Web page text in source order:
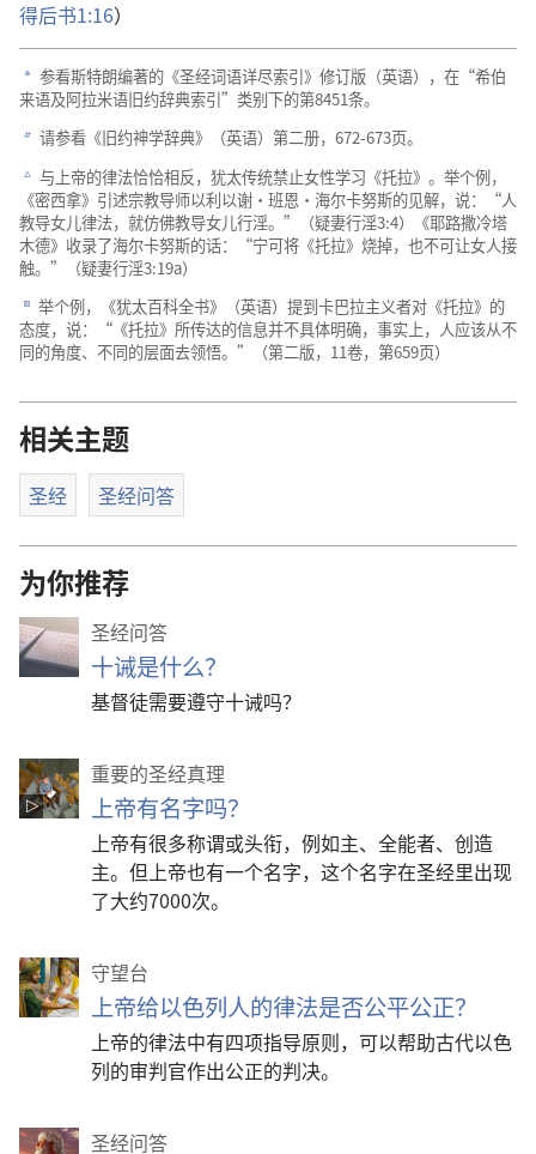
得后书1:16）
a 参看斯特朗编著的《圣经词语详尽索引》修订版（英语），在“希伯
来语及阿拉米语旧约辞典索引”类别下的第8451条。
b 请参看《旧约神学辞典》（英语）第二册，672-673页。
c 与上帝的律法恰恰相反，犹太传统禁止女性学习《托拉》。举个例，
《密西拿》引述宗教导师以利以谢·班恩·海尔卡努斯的见解，说：“人
教导女儿律法，就仿佛教导女儿行淫。”（疑妻行淫3:4）《耶路撒冷塔
木德》收录了海尔卡努斯的话：“宁可将《托拉》烧掉，也不可让女人接
触。”（疑妻行淫3:19a）
d 举个例，《犹太百科全书》（英语）提到卡巴拉主义者对《托拉》的
态度，说：“《托拉》所传达的信息并不具体明确，事实上，人应该从不
同的角度、不同的层面去领悟。”（第二版，11卷，第659页）
相关主题
圣经 圣经问答
为你推荐
圣经问答
十诫是什么？
基督徒需要遵守十诫吗？
重要的圣经真理
上帝有名字吗？
上帝有很多称谓或头衔，例如主、全能者、创造
主。但上帝也有一个名字，这个名字在圣经里出现
了大约7000次。
守望台
上帝给以色列人的律法是否公平公正？
上帝的律法中有四项指导原则，可以帮助古代以色
列的审判官作出公正的判决。
圣经问答